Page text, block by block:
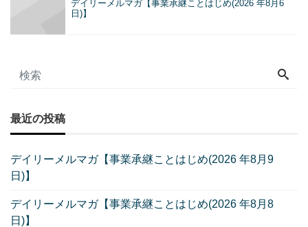
デイリーメルマガ【事業承継ことはじめ(2026 年8月6
日)】
最近の投稿
デイリーメルマガ【事業承継ことはじめ(2026 年8月9
日)】
デイリーメルマガ【事業承継ことはじめ(2026 年8月8
日)】